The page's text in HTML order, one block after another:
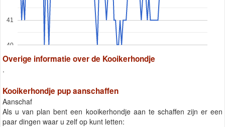
40
41
Overige informatie over de Kooikerhondje
.
Kooikerhondje pup aanschaffen
Aanschaf
Als u van plan bent een kooikerhondje aan te schaffen zijn er een
paar dingen waar u zelf op kunt letten: